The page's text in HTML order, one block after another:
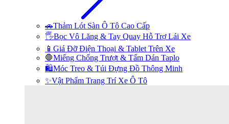
🚗Thảm Lót Sàn Ô Tô Cao Cấp
🖐️Bọc Vô Lăng & Tay Quay Hỗ Trợ Lái Xe
📱Giá Đỡ Điện Thoại & Tablet Trên Xe
🛑Miếng Chống Trượt & Tấm Dán Taplo
🛍️Móc Treo & Túi Đựng Đồ Thông Minh
✨Vật Phẩm Trang Trí Xe Ô Tô